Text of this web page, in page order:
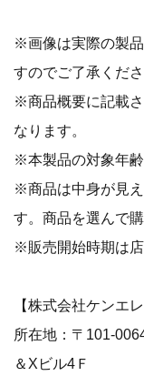
※画像は実際の製
すのでご了承くださ
※商品概要に記載
なります。
※本製品の対象年齢
※商品は中身が見
す。商品を選んで
※販売開始時期は店
【株式会社ケンエ
所在地：〒101-
＆Xビル4Ｆ